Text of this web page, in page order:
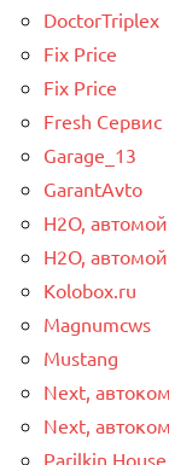
DoctorTriplex
Fix Price
Fix Price
Fresh Сервис
Garage_13
GarantAvto
H2O,
H2O,
Kolobox.ru
Magnumcws
Mustang
Next,
Next,
Parilkin